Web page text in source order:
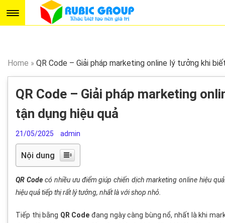
Home » QR Code – Giải pháp marketing online lý tưởng khi
QR Code – Giải pháp marketing
tận dụng hiệu quả
21/05/2025 admin
Nội dung
QR Codecó nhiều ưu điểm giúp chiến dịch marketing online hiệu
hiệu quả tiếp thị rất lý tưởng, nhất là với shop nhỏ.
Tiếp thị bằng QR Code đang ngày càng bùng nổ, nhất là khi